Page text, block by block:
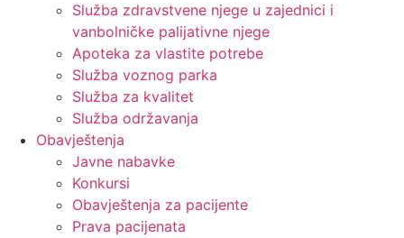
Služba zdravstvene njege u zajednici i
vanbolničke palijativne njege
Apoteka za vlastite potrebe
Služba voznog parka
Služba za kvalitet
Služba održavanja
Obavještenja
Javne nabavke
Konkursi
Obavještenja za pacijente
Prava pacijenata